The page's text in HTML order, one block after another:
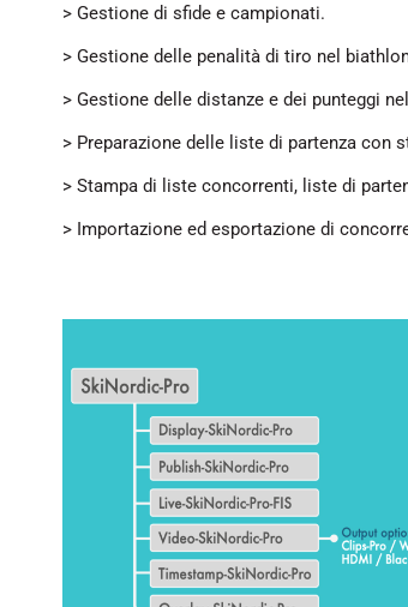
> Gestione di sfide e campionati.
> Gestione delle penalità di tiro nel
> Gestione delle distanze e dei punteggi
> Preparazione delle liste di partenza con
> Stampa di liste concorrenti, liste di
> Importazione ed esportazione di